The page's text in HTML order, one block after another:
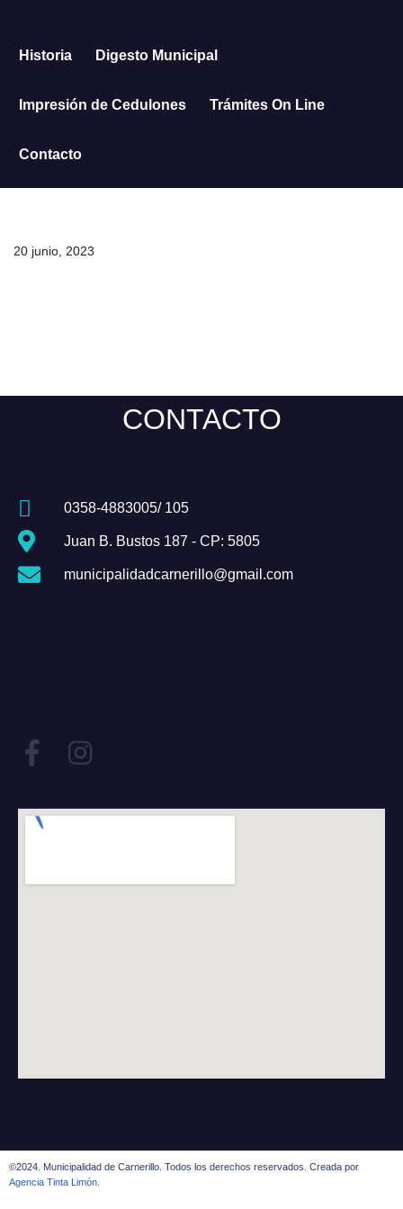
Saltar
Historia Digesto Municipal
Impresión de Cedulones Trámites On Line
Contacto
20 junio, 2023
CONTACTO
0358-4883005/ 105
Juan B. Bustos 187 - CP: 5805
municipalidadcarnerillo@gmail.com
©2024. Municipalidad de Carnerillo. Todos los derechos reservados. Creada por
Agencia Tinta Limón.